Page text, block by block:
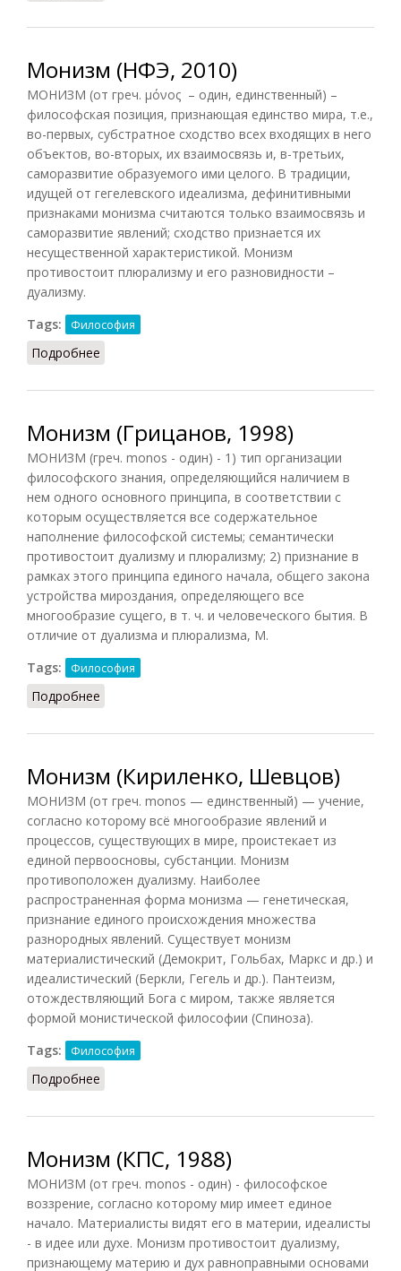
Монизм (НФЭ, 2010)
МОНИЗМ (от греч. μόνος – один, единственный) –
философская позиция, признающая единство мира, т.е.,
во-первых, субстратное сходство всех входящих в него
объектов, во-вторых, их взаимосвязь и, в-третьих,
саморазвитие образуемого ими целого. В традиции,
идущей от гегелевского идеализма, дефинитивными
признаками монизма считаются только взаимосвязь и
саморазвитие явлений; сходство признается их
несущественной характеристикой. Монизм
противостоит плюрализму и его разновидности –
дуализму.
Tags:
Философия
Подробнее
Монизм (Грицанов, 1998)
МОНИЗМ (греч. monos - один) - 1) тип организации
философского знания, определяющийся наличием в
нем одного основного принципа, в соответствии с
которым осуществляется все содержательное
наполнение философской системы; семантически
противостоит дуализму и плюрализму; 2) признание в
рамках этого принципа единого начала, общего закона
устройства мироздания, определяющего все
многообразие сущего, в т. ч. и человеческого бытия. В
отличие от дуализма и плюрализма, М.
Tags:
Философия
Подробнее
Монизм (Кириленко, Шевцов)
МОНИЗМ (от греч. monos — единственный) — учение,
согласно которому всё многообразие явлений и
процессов, существующих в мире, проистекает из
единой первоосновы, субстанции. Монизм
противоположен дуализму. Наиболее
распространенная форма монизма — генетическая,
признание единого происхождения множества
разнородных явлений. Существует монизм
материалистический (Демокрит, Гольбах, Маркс и др.) и
идеалистический (Беркли, Гегель и др.). Пантеизм,
отождествляющий Бога с миром, также является
формой монистической философии (Спиноза).
Tags:
Философия
Подробнее
Монизм (КПС, 1988)
МОНИЗМ (от греч. monos - один) - философское
воззрение, согласно которому мир имеет единое
начало. Материалисты видят его в материи, идеалисты
- в идее или духе. Монизм противостоит дуализму,
признающему материю и дух равноправными основами